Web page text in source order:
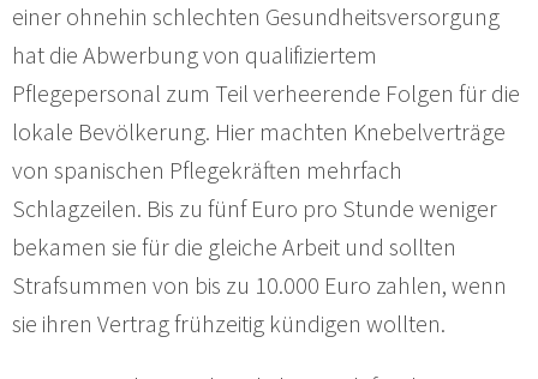
einer ohnehin schlechten Gesundheitsversorgung
hat die Abwerbung von qualifiziertem
Pflegepersonal zum Teil verheerende Folgen für die
lokale Bevölkerung. Hier machten Knebelverträge
von spanischen Pflegekräften mehrfach
Schlagzeilen. Bis zu fünf Euro pro Stunde weniger
bekamen sie für die gleiche Arbeit und sollten
Strafsummen von bis zu 10.000 Euro zahlen, wenn
sie ihren Vertrag frühzeitig kündigen wollten.